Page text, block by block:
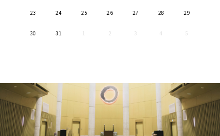
23 24 25 26 27 28 29
30 31 1 2 3 4 5